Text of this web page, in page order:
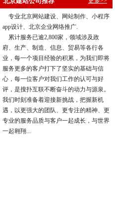
专业北京网站建设、网站制作、小程序
app设计、北京企业网络推广.
累计服务已逾2,800家，领域涉及政
府、生产、制造、信息、贸易等各行各
业，每一个项目经验的积累，为我们即将
服务更多的客户打下了坚实的基础与信
心，每一位客户对我们工作的认可与好
评，是搜扑互联不断奋斗的动力与源泉。
我们时刻准备着迎接新挑战，把握新机
遇，以更强大的团队、更专注的精神、更
专业的服务品质与客户一起成长，与世界
一起翱翔...